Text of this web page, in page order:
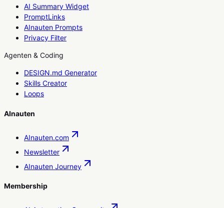
AI Summary Widget
PromptLinks
AInauten Prompts
Privacy Filter
Agenten & Coding
DESIGN.md Generator
Skills Creator
Loops
AInauten
AInauten.com
Newsletter
AInauten Journey
Membership